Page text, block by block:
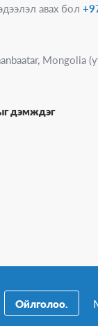
авах бол
Mongolia
дэмждэг
Ойлголоо.